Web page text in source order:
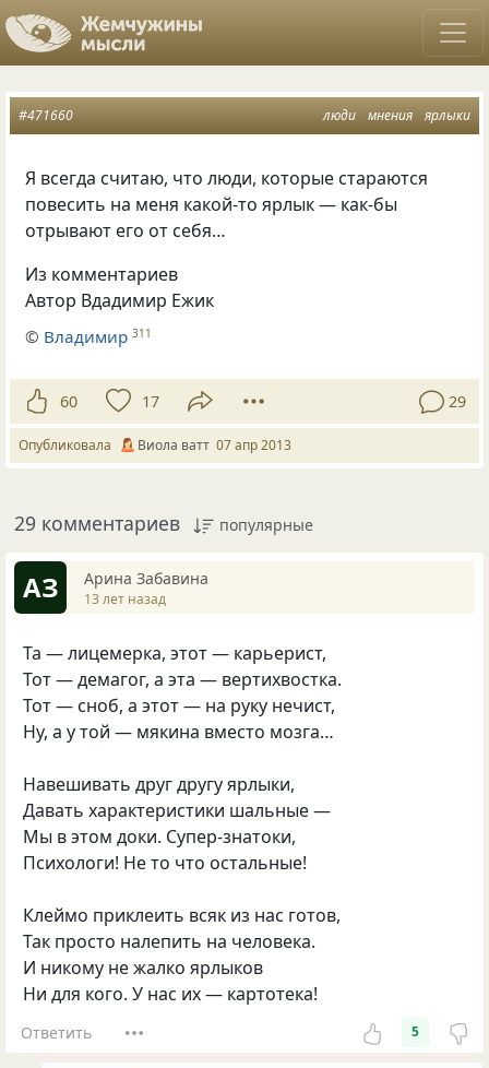
люди мнения ярлыки
#471660
Я всегда считаю, что люди, которые стараются
повесить на меня какой-то ярлык — как-бы
отрывают его от себя…
Из комментариев
Автор Вдадимир Ежик
© Владимир 311
60 17 29
Опубликовала Виола ватт 07 апр 2013
29 комментариев популярные
АЗ Арина Забавина
13 лет назад
Та — лицемерка, этот — карьерист,
Тот — демагог, а эта — вертихвостка.
Тот — сноб, а этот — на руку нечист,
Ну, а у той — мякина вместо мозга…
Навешивать друг другу ярлыки,
Давать характеристики шальные —
Мы в этом доки. Супер-знатоки,
Психологи! Не то что остальные!
Клеймо приклеить всяк из нас готов,
Так просто налепить на человека.
И никому не жалко ярлыков
Ни для кого. У нас их — картотека!
Ответить 5